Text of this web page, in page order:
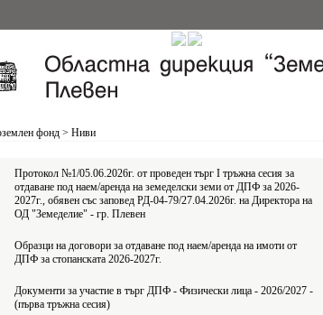
фонд > Ниви
Протокол №1/05.06.2026г. от проведен търг I тръжна сесия за
отдаване под наем/аренда на земеделски земи от ДПФ за 2026-
2027г., обявен със заповед РД-04-79/27.04.2026г. на Директора на
ОД "Земеделие" - гр. Плевен
Образци на договори за отдаване под наем/аренда на имоти от
ДПФ за стопанската 2026-2027г.
Документи за участие в търг ДПФ - Физически лица - 2026/2027 -
(първа тръжна сесия)